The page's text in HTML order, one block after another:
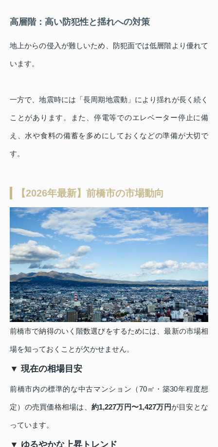
高層階：高い防犯性と揺れへの対策
地上からの侵入が難しいため、防犯面では低層階より優れて
います。
一方で、地震時には「長周期地震動」により揺れが長く続く
ことがあります。また、停電等でのエレベーター停止に備
え、水や食料の備蓄を多めにしておくなどの準備が大切で
す。
【2026年最新】前橋市の市場動向
前橋市で納得のいく階数選びをするためには、最新の市場相
場を知っておくことが欠かせません。
▼ 現在の相場目安
前橋市内の標準的な中古マンション（70㎡・築30年程度想
定）の売買価格相場は、 約1,227万円〜1,427万円が目安とな
っています。
▼ ゆるやかな上昇トレンド